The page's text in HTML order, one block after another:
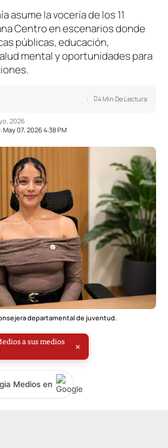
asume la vocería de los 11
Centro en escenarios donde
públicas, educación,
mental y oportunidades para
07, 2026 4:38 PM
2026
4 Min De Lectura
departamental de juventud.
a sus medios
×
Medios en